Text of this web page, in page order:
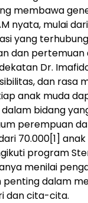
membawa
nyata, mulai dari
yang
dan pertemuan
Dr.
dan rasa
anak muda
bidang
perempuan
70.000[1] anak
program
menilai
penting dalam
dan cita-cita.